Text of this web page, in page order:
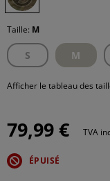
Taille: M
S M
Afficher le tableau des
79,99 € TVA
ÉPUISÉ